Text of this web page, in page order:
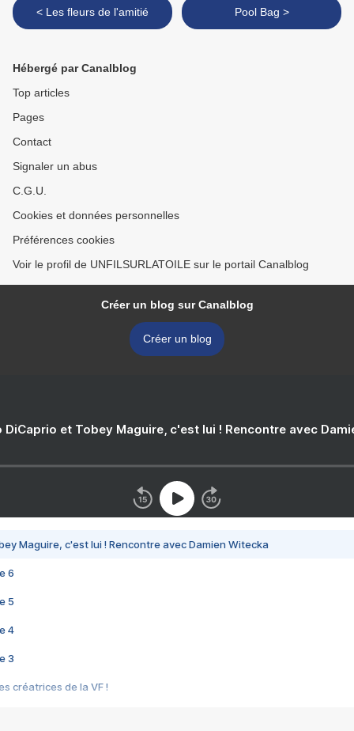
< Les fleurs de l'amitié Pool Bag >
Hébergé par Canalblog
Top articles
Pages
Contact
Signaler un abus
C.G.U.
Cookies et données personnelles
Préférences cookies
Voir le profil de UNFILSURLATOILE sur le portail Canalblog
Créer un blog sur Canalblog
Créer un blog
DiCaprio et Tobey Maguire, c'est lui ! Rencontre avec
Maguire, c'est lui ! Rencontre avec Damien Witecka
6
5
4
3
créatrices de la VF !